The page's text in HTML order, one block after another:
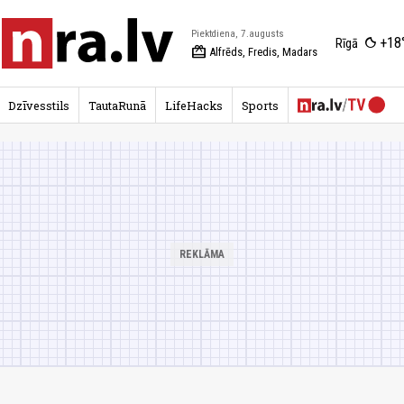
Piektdiena, 7.augusts
redeem Alfrēds, Fredis, Madars
Rīgā
Dzīvesstils TautaRunā LifeHacks Sports